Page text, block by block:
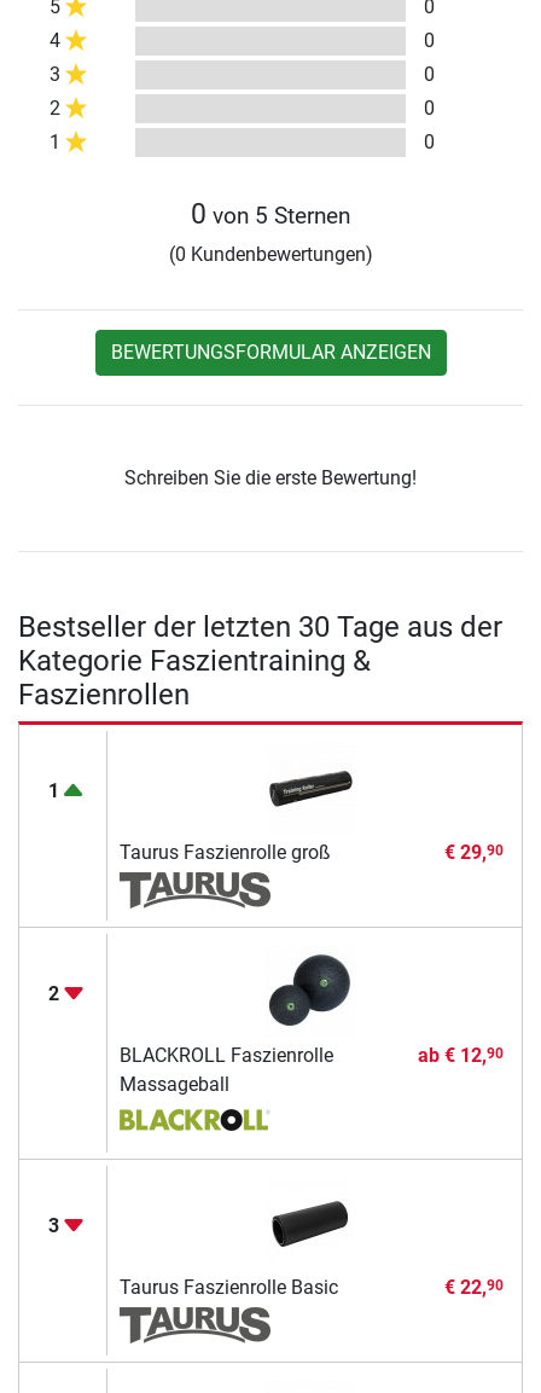
5
0
4
0
3
0
2
0
1
0
0 von 5 Sternen
(0 Kundenbewertungen)
BEWERTUNGSFORMULAR ANZEIGEN
Schreiben Sie die erste Bewertung!
Bestseller der letzten 30 Tage aus der
Kategorie Faszientraining &
Faszienrollen
1
Taurus Faszienrolle groß € 29,90
2
BLACKROLL Faszienrolle
Massageball
ab € 12,90
3
Taurus Faszienrolle Basic € 22,90